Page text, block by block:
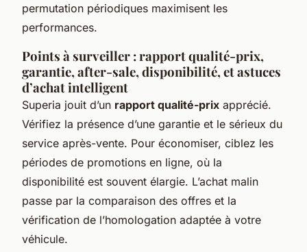
permutation périodiques maximisent les
performances.
Points à surveiller : rapport qualité-prix,
garantie, after-sale, disponibilité, et astuces
d’achat intelligent
Superia jouit d’un rapport qualité-prix apprécié.
Vérifiez la présence d’une garantie et le sérieux du
service après-vente. Pour économiser, ciblez les
périodes de promotions en ligne, où la
disponibilité est souvent élargie. L’achat malin
passe par la comparaison des offres et la
vérification de l’homologation adaptée à votre
véhicule.